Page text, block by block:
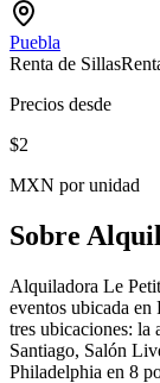
Puebla
Renta de Sillas
Precios desde
$2
MXN por unidad
Sobre
Alquiladora Le
eventos ubicada
tres ubicaciones:
Santiago, Salón
Philadelphia en 8